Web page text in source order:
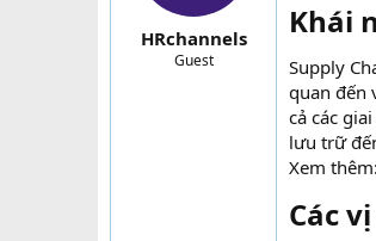
HRchannels
Guest
Khái
Supply
quan đến
cả các
lưu trữ
Xem thêm:
Các